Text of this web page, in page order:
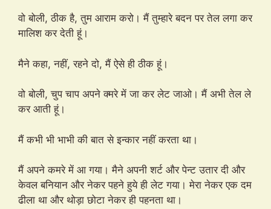
वो बोली, ठीक है, तुम आराम करो। मैं तुम्हारे बदन पर तेल लगा कर
मालिश कर देती हूं।
मैने कहा, नहीं, रहने दो, मैं ऐसे ही ठीक हूं।
वो बोली, चुप चाप अपने क्मरे में जा कर लेट जाओ। मैं अभी तेल ले
कर आती हूं।
मैं कभी भी भाभी की बात से इन्कार नहीं करता था।
मैं अपने कमरे में आ गया। मैने अपनी शर्ट और पेन्ट उतार दी और
केवल बनियान और नेकर पहने हुये ही लेट गया। मेरा नेकर एक दम
ढीला था और थोड़ा छोटा नेकर ही पहनता था।